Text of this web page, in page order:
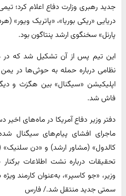
جدید رهبری وزارت دفاع اعلام کرد؛
دریایی «ریکی بوریا»، «پاتریک ویور»
پارنل» سخنگوی ارشد پنتاگون بود.
این تیم پس از آن تشکیل شد که
نظامی درباره حمله به حوثی‌ها در
اپلیکیشن «سیگنال» بین هگزث و
فاش شد.
دفتر وزیر دفاع آمریکا در ماه‌های
ماجرای افشای پیام‌های سیگنال
کالدول» (مشاور ارشد) و «دن
تحقیقات درباره نشت اطلاعات
وزیر، «جو کاسپر»، به‌عنوان کارمند
سمتی جدید منتقل شد./ فارس